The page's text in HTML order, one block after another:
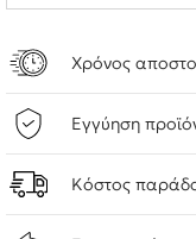
Χρόνος
Εγγύηση
Κόστος